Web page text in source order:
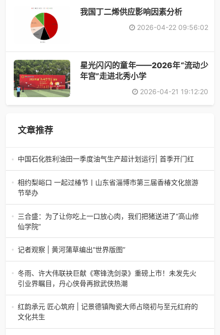
​我国丁二烯供应影响因素分析
2026-04-22 09:56:02
星光闪闪的童年——2026年“流动少
年宫”走进北秀小学
2026-04-21 19:12:20
文章推荐
中国石化胜利油田一季度油气生产超计划运行| 首季开门红
中国石化胜利油田一季度油气生产超计划运行| 首季开门红济
南电（记者 瑞夫 胜宣）2026年一季度，中国石化胜利油田
生产原油585.86万吨，天
相约梨峪口 一起过椿节丨山东省淄博市第三届香椿文化旅游
节举办
相约梨峪口 一起过椿节丨山东省淄博市第三届香椿文化旅游
节举办济南电（记者 瑞夫）4月18日，山东省淄博市第三届
香椿文化旅游节暨党建
三合盛：为了让你吃上一口放心肉，我们把猪送进了“高山修
仙学院”
三合盛：为了让你吃上一口放心肉，我们把猪送进了“高山修
仙学院”很多人问我，现在的生鲜赛道已经卷成麻花了，为什
记者观察 | 黄河蒲草编出“世界版图”
记者观察 | 黄河蒲草编出“世界版图”山东高青农妇的30年“草
根逆袭”路济南电（记者 瑞夫 王克军 郭克烁）一根黄河滩上
的蒲草，能走多
冬雨、许大伟联袂巨献《寒锋洗剑录》重磅上市！未发先火
引业界瞩目，丹心侠骨再掀武侠热潮
【新书首发】冬雨、许大伟联袂巨献《寒锋洗剑录》重磅上
市！未发先火引业界瞩目，丹心侠骨再掀武侠热潮（文/梵
可）近日，备受业界与读者双
红韵承元 匠心筑府 | 记景德镇陶瓷大师占晓初与至元红府的
文化共生
（中国晨报头条讯）景德镇的窑火，千年不熄，淬炼出无数